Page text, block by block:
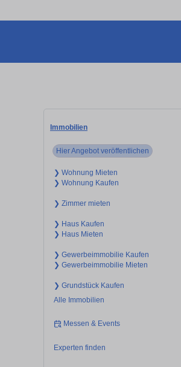
Immobilien
Hier Angebot veröffentlichen
❯ Wohnung Mieten
❯ Wohnung Kaufen
❯ Zimmer mieten
❯ Haus Kaufen
❯ Haus Mieten
❯ Gewerbeimmobilie Kaufen
❯ Gewerbeimmobilie Mieten
❯ Grundstück Kaufen
Alle Immobilien
Messen & Events
Experten finden